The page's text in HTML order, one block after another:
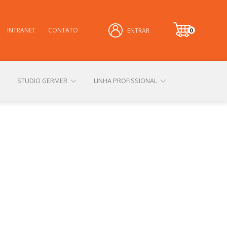
INTRANET CONTATO ENTRAR
0
it
STUDIO GERMER LINHA PROFISSIONAL